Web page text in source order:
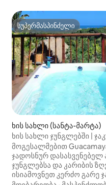
სუპერმასპინძელი
სუპერმასპინძელი
ხის სახლი (სანტა-მარტა)
ხის სახლი ჯუნგლებში |
ოკეანის ხედი, ტაირონას
მოგესალმებით
ჯადოსნურ
ჯუნგლებსა და კარიბის
ისიამოვნეთ კერძო გარე